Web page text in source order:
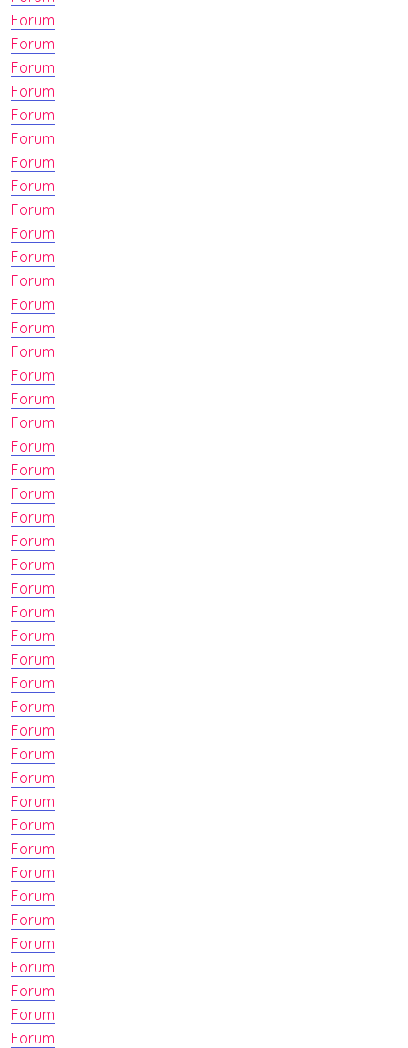
Forum
Forum
Forum
Forum
Forum
Forum
Forum
Forum
Forum
Forum
Forum
Forum
Forum
Forum
Forum
Forum
Forum
Forum
Forum
Forum
Forum
Forum
Forum
Forum
Forum
Forum
Forum
Forum
Forum
Forum
Forum
Forum
Forum
Forum
Forum
Forum
Forum
Forum
Forum
Forum
Forum
Forum
Forum
Forum